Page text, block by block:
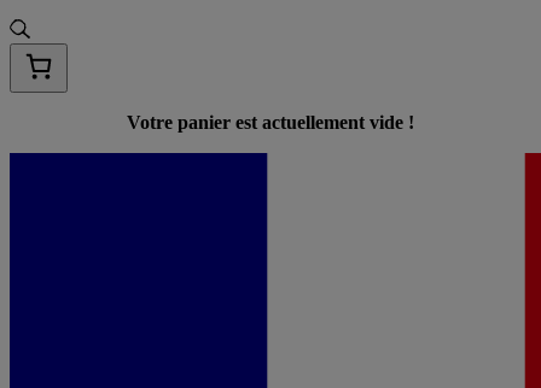
Votre panier est actuellement vide !